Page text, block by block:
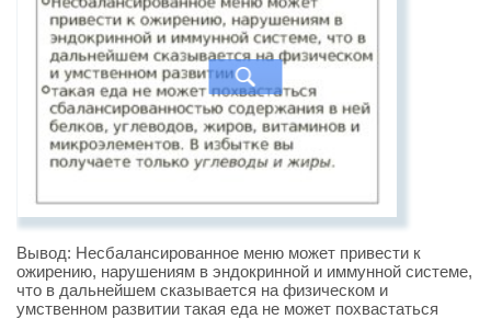
Вывод: Несбалансированное меню может привести к
ожирению, нарушениям в эндокринной и иммунной системе,
что в дальнейшем сказывается на физическом и
умственном развитии такая еда не может похвастаться